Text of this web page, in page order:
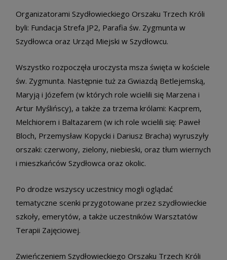
Organizatorami Szydłowieckiego Orszaku Trzech Króli
byli: Fundacja Strefa JP2, Parafia św. Zygmunta w
Szydłowca oraz Urząd Miejski w Szydłowcu.
Wszystko rozpoczęła uroczysta msza święta w kościele
św. Zygmunta. Następnie tuż za Gwiazdą Betlejemską,
Maryją i Józefem (w których role wcielili się Marzena i
Artur Myślińscy), a także za trzema królami: Kacprem,
Melchiorem i Baltazarem (w ich role wcielili się: Paweł
Bloch, Przemysław Kopycki i Dariusz Bracha) wyruszyły
orszaki: czerwony, zielony, niebieski, oraz tłum wiernych
i mieszkańców Szydłowca oraz okolic.
Po drodze wszyscy uczestnicy mogli oglądać
tematyczne scenki przygotowane przez szydłowieckie
szkoły, emerytów, a także uczestników Warsztatów
Terapii Zajęciowej.
Zwieńczeniem Szydłowieckiego Orszaku Trzech Króli